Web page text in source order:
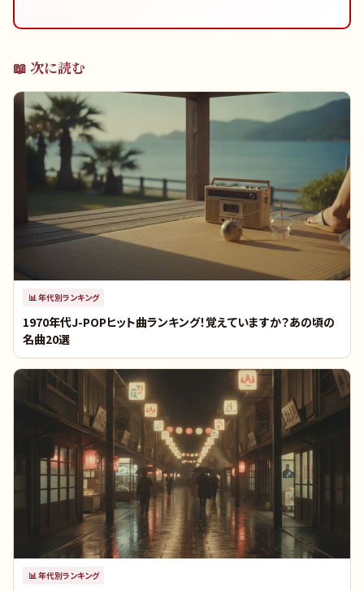
📖 次に読む
📊 年代別ランキング
1970年代J-POPヒット曲ランキング！覚えていますか？あの頃の
名曲20選
📊 年代別ランキング